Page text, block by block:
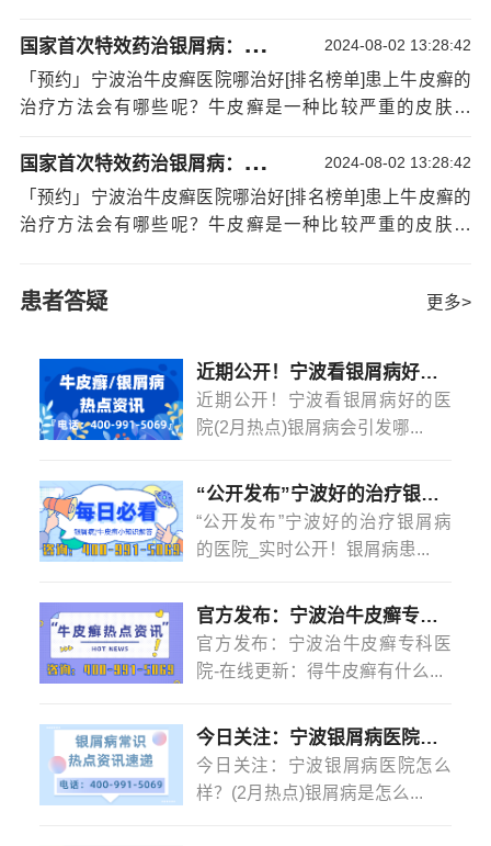
是不是有这个疾病，要是没有的话，也要多注意[详情]
特别注意点，另外在饮食上也是一样的。不过到底有哪些
方法可以治疗牛皮癣呢？下面我们就来看一看。牛皮癣现
在是越来越常见，这种疾病是有一定的遗传性的，要是家
是不是有这个疾病，要是没有的话，也要多注意[详情]
国
家首次特效药治银屑病：宁波治疗银屑病比较好的医院 2024-08-02 13:28:42
「预约」宁波治牛皮癣医院哪治好[排名榜单]患上牛皮癣的
治疗方法会有哪些呢？牛皮癣是一种比较严重的皮肤疾
特别注意点，另外在饮食上也是一样的。不过到底有哪些
方法可以治疗牛皮癣呢？下面我们就来看一看。牛皮癣现
在是越来越常见，这种疾病是有一定的遗传性的，要是家
国
家首次特效药治银屑病：宁波治疗银屑病比较好的医院 2024-08-02 13:28:42
「预约」宁波治牛皮癣医院哪治好[排名榜单]患上牛皮癣的
治疗方法会有哪些呢？牛皮癣是一种比较严重的皮肤疾
方法可以治疗牛皮癣呢？下面我们就来看一看。牛皮癣现
里有有人有这个疾病的话，一定要多注意自己的情况，看
是不是有这个疾病，要是没有的话，也要多注意[详情]
患者答疑 更多>
近期公开！宁波看银屑病好的医院(2月热点)银屑病会引发哪些并发症？
近期公开！宁波看银屑病好的医
院(2月热点)银屑病会引发哪...
“公开发布”宁波好的治疗银屑病的医院_实时公开！银屑病患者能吃菠萝蜜吗？
“公开发布”宁波好的治疗银屑病
的医院_实时公开！银屑病患...
官方发布：宁波治牛皮癣专科医院-在线更新：得牛皮癣有什么忌口的吗？
官方发布：宁波治牛皮癣专科医
院-在线更新：得牛皮癣有什么...
今日关注：宁波银屑病医院怎么样？(2月热点)银屑病是怎么染上的？
今日关注：宁波银屑病医院怎么
样？(2月热点)银屑病是怎么...